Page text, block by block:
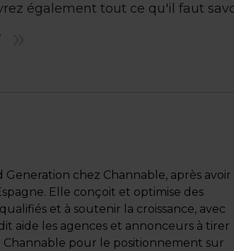
également tout ce qu'il faut
chez Channable, après avoir
Elle conçoit et optimise des
et à soutenir la croissance, avec
aide les agences et annonceurs à tirer
pour le positionnement sur